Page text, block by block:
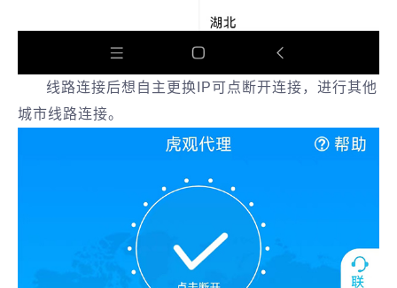
线路连接后想自主更换IP可点断开连接，进行其他
城市线路连接。